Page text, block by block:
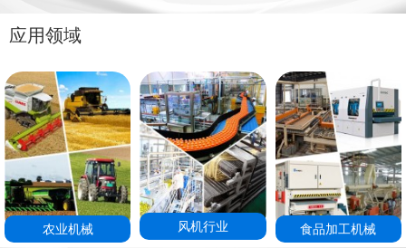
应用领域
农业机械 风机行业 食品加工机械